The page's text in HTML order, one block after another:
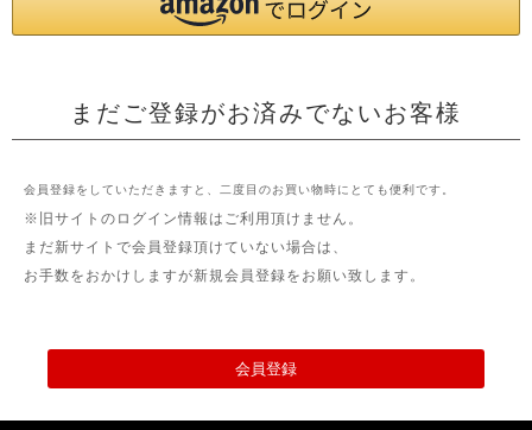
まだご登録がお済みでないお客様
会員登録をしていただきますと、二度目のお買い物時にとても便利です。
※旧サイトのログイン情報はご利用頂けません。
まだ新サイトで会員登録頂けていない場合は、
お手数をおかけしますが新規会員登録をお願い致します。